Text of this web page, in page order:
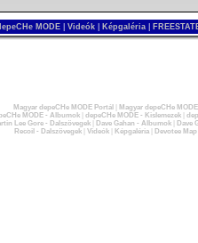
MODE Videók Képgaléria
Magyar depeCHe MODE Portál
Magyar depeCHe
MODE - Albumok| depeCHe MODE - Kislemezek|
Lee Gore - Dalszövegek| Dave Gahan - Albumok|
Dave
Recoil - Dalszövegek| Videók| Képgaléria| Devotee Map